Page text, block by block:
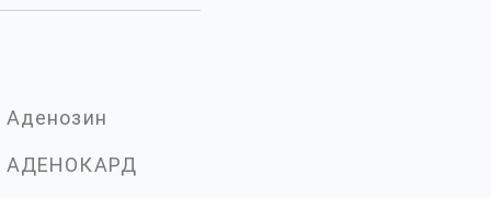
Аденозин
АДЕНОКАРД